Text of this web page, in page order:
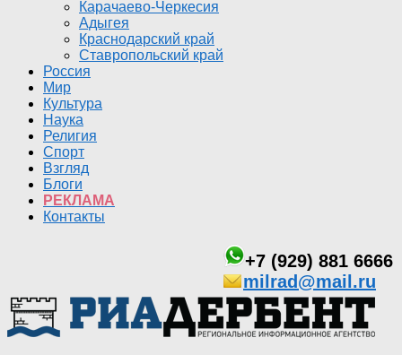
Карачаево-Черкесия
Адыгея
Краснодарский край
Ставропольский край
Россия
Мир
Культура
Наука
Религия
Спорт
Взгляд
Блоги
РЕКЛАМА
Контакты
+7 (929) 881 6666
milrad@mail.ru